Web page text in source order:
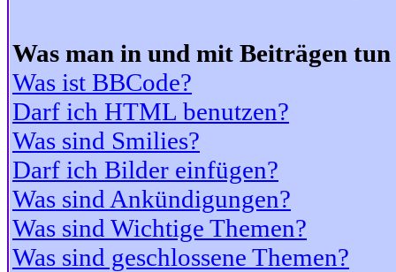
Was man in und mit Beiträgen
Was ist BBCode?
Darf ich HTML benutzen?
Was sind Smilies?
Darf ich Bilder einfügen?
Was sind Ankündigungen?
Was sind Wichtige Themen?
Was sind geschlossene Themen?